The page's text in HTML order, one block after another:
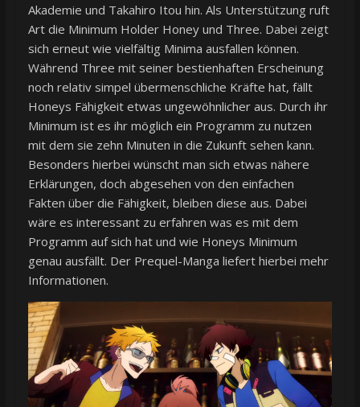
Akademie und Takahiro Itou hin. Als Unterstützung ruft
Art die Minimum Holder Honey und Three. Dabei zeigt
sich erneut wie vielfältig Minima ausfallen können.
Während Three mit seiner bestienhaften Erscheinung
noch relativ simpel übermenschliche Kräfte hat, fällt
Honeys Fähigkeit etwas ungewöhnlicher aus. Durch ihr
Minimum ist es ihr möglich ein Programm zu nutzen
mit dem sie zehn Minuten in die Zukunft sehen kann.
Besonders hierbei wünscht man sich etwas nähere
Erklärungen, doch abgesehen von den einfachen
Fakten über die Fähigkeit, bleiben diese aus. Dabei
wäre es interessant zu erfahren was es mit dem
Programm auf sich hat und wie Honeys Minimum
genau ausfällt. Der Prequel-Manga liefert hierbei mehr
Informationen.